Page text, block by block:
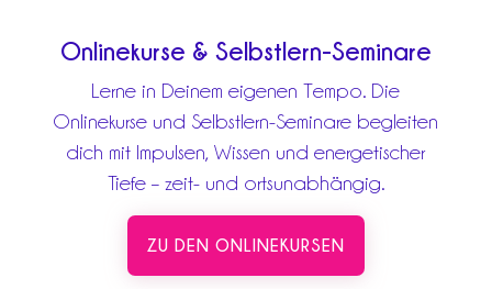
Onlinekurse & Selbstlern-Seminare
Lerne in Deinem eigenen Tempo. Die
Onlinekurse und Selbstlern-Seminare begleiten
dich mit Impulsen, Wissen und energetischer
Tiefe – zeit- und ortsunabhängig.
ZU DEN ONLINEKURSEN